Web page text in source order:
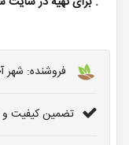
فروشنده: شهر
تضمین کیفیت